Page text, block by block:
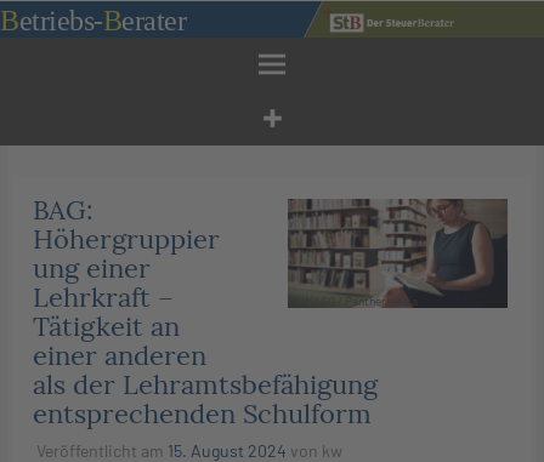
Zum
Inhalt
Betriebs-Berater
© IMAGO / Panthermedia
BAG:
Höhergruppier
ung einer
Lehrkraft –
Tätigkeit an
einer anderen
als der Lehramtsbefähigung
entsprechenden Schulform
Veröffentlicht am 15. August 2024 von kw